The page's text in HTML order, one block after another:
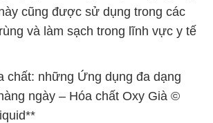
cũng được sử dụng trong các
và làm sạch trong lĩnh vực y tế
chất: những Ứng dụng đa dạng
ngày – Hóa chất Oxy Già ©